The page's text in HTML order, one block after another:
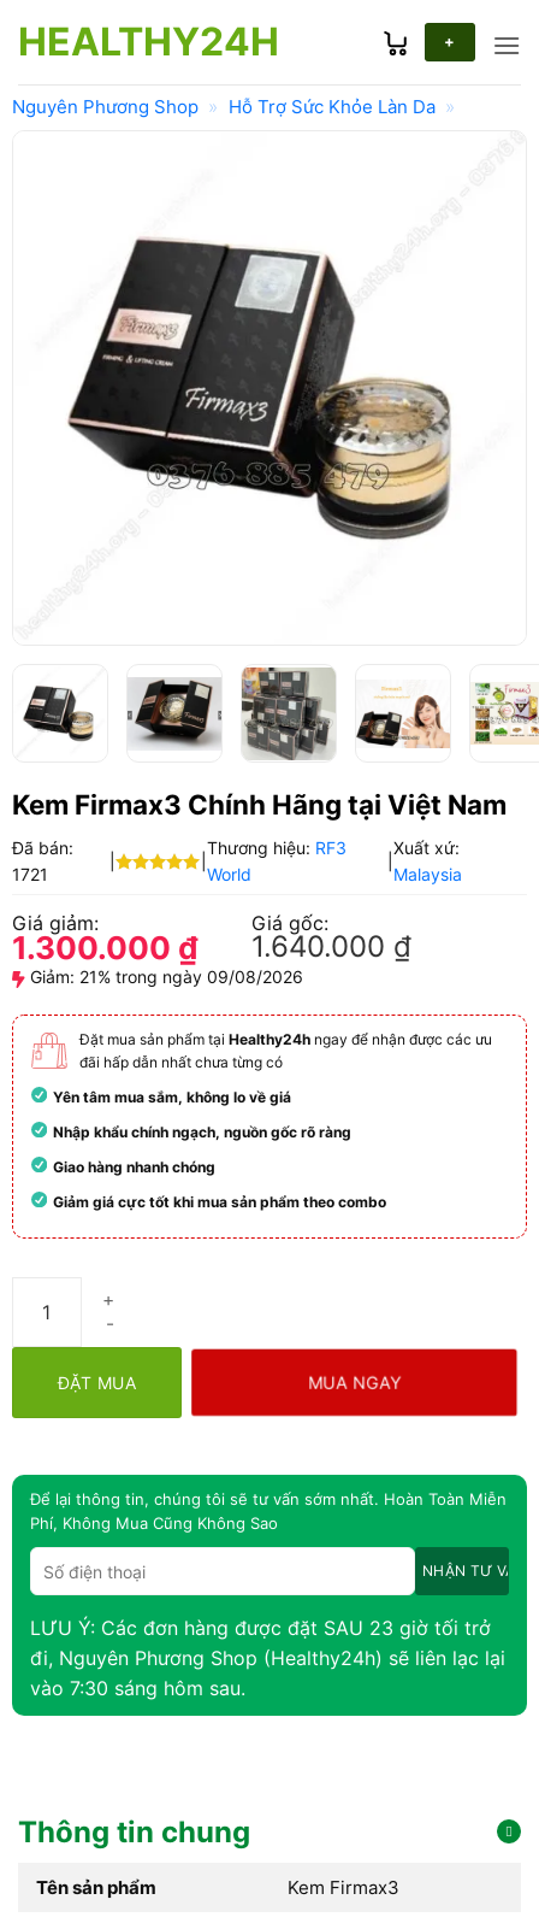
qua
dung
HEALTHY24H +
Nguyên Phương Shop » Hỗ Trợ Sức Khỏe Làn Da »
Kem Firmax3 Chính Hãng tại Việt Nam
Đã bán:
1721
|
Thương hiệu: RF3
World
|
Xuất xứ:
Malaysia
Giá giảm:
1.300.000 ₫
Giá gốc:
1.640.000 ₫
Giảm: 21% trong ngày 09/08/2026
Đặt mua sản phẩm tại Healthy24hngay để nhận được các ưu
đãi hấp dẫn nhất chưa từng có
Yên tâm mua sắm, không lo về giá
Nhập khẩu chính ngạch, nguồn gốc rõ ràng
Giao hàng nhanh chóng
Giảm giá cực tốt khi mua sản phẩm theo combo
ĐẶT MUA MUA NGAY
Để lại thông tin, chúng tôi sẽ tư vấn sớm nhất. Hoàn Toàn Miễn
Phí, Không Mua Cũng Không Sao
LƯU Ý: Các đơn hàng được đặt SAU 23 giờ tối trở
đi, Nguyên Phương Shop (Healthy24h) sẽ liên lạc lại
vào 7:30 sáng hôm sau.
Thông tin chung
Tên sản phẩm Kem Firmax3